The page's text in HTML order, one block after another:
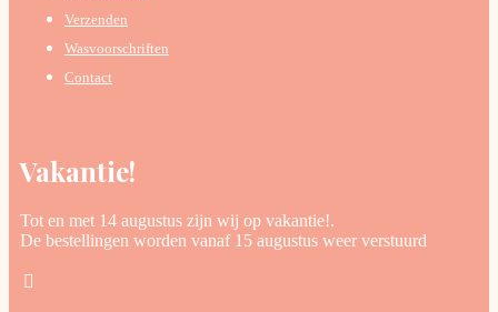
Verzenden
Wasvoorschriften
Contact
Vakantie!
Tot en met 14 augustus zijn wij op vakantie!.
De bestellingen worden vanaf 15 augustus weer verstuurd